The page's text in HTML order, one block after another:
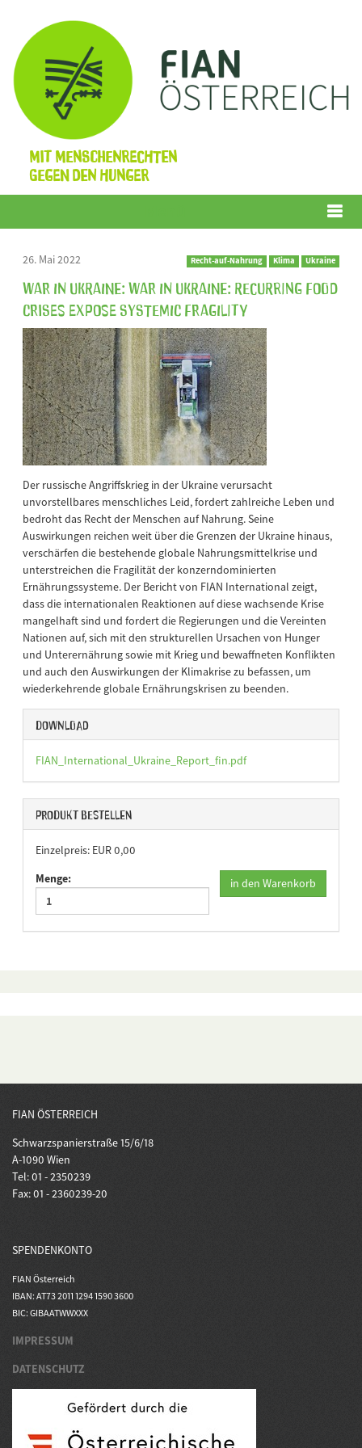
Mit Menschenrechten
gegen den Hunger
26. Mai 2022 Recht-auf-Nahrung Klima Ukraine
War in Ukraine: War in Ukraine: Recurring Food
Crises Expose Systemic Fragility
Der russische Angriffskrieg in der Ukraine verursacht
unvorstellbares menschliches Leid, fordert zahlreiche Leben und
bedroht das Recht der Menschen auf Nahrung. Seine
Auswirkungen reichen weit über die Grenzen der Ukraine hinaus,
verschärfen die bestehende globale Nahrungsmittelkrise und
unterstreichen die Fragilität der konzerndominierten
Ernährungssysteme. Der Bericht von FIAN International zeigt,
dass die internationalen Reaktionen auf diese wachsende Krise
mangelhaft sind und fordert die Regierungen und die Vereinten
Nationen auf, sich mit den strukturellen Ursachen von Hunger
und Unterernährung sowie mit Krieg und bewaffneten Konflikten
und auch den Auswirkungen der Klimakrise zu befassen, um
wiederkehrende globale Ernährungskrisen zu beenden.
Download
FIAN_International_Ukraine_Report_fin.pdf
Produkt bestellen
Einzelpreis: EUR 0,00
Menge:
in den Warenkorb
FIAN ÖSTERREICH
Schwarzspanierstraße 15/6/18
A-1090 Wien
Tel: 01 - 2350239
Fax: 01 - 2360239-20
SPENDENKONTO
FIAN Österreich
IBAN: AT73 2011 1294 1590 3600
BIC: GIBAATWWXXX
IMPRESSUM
DATENSCHUTZ